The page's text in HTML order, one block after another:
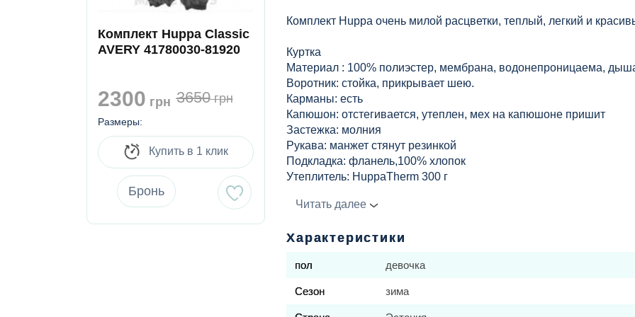
Комплект Huppa Classic
AVERY 41780030-81920
2300 грн 3650грн
Размеры:
Купить в 1 клик
Бронь
Комплект Huppa очень милой расцветки, теплый, легкий и
Куртка
Материал : 100% полиэстер, мембрана, водонепроницаема,
Воротник: стойка, прикрывает шею.
Карманы: есть
Капюшон: отстегивается, утеплен, мех на капюшоне пришит
Застежка: молния
Рукава: манжет стянут резинкой
Подкладка: фланель,100% хлопок
Утеплитель: HuppaTherm 300 г
Уровень влагонепроницаемости: 5000 мм высоты водяного столба
Полукомбинезон:
Материал: 100% полиэстер, мембрана, водонепроницаема,
Читать далее
Характеристики
пол девочка
Сезон зима